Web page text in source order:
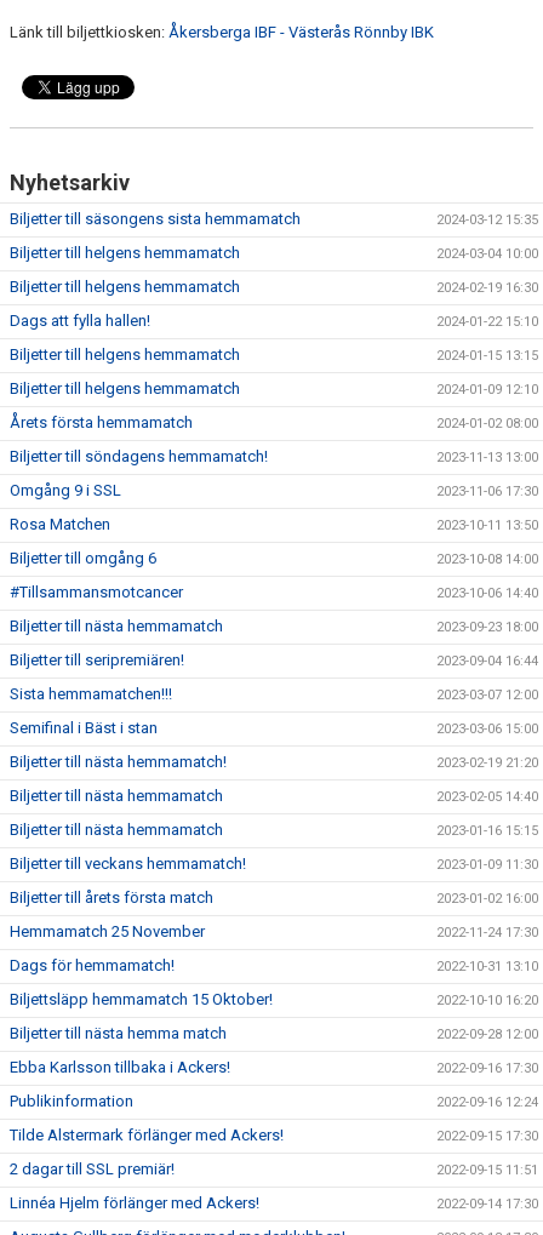
Länk till biljettkiosken: Åkersberga IBF - Västerås Rönnby IBK
Nyhetsarkiv
Biljetter till säsongens sista hemmamatch 2024-03-12 15:35
Biljetter till helgens hemmamatch 2024-03-04 10:00
Biljetter till helgens hemmamatch 2024-02-19 16:30
Dags att fylla hallen! 2024-01-22 15:10
Biljetter till helgens hemmamatch 2024-01-15 13:15
Biljetter till helgens hemmamatch 2024-01-09 12:10
Årets första hemmamatch 2024-01-02 08:00
Biljetter till söndagens hemmamatch! 2023-11-13 13:00
Omgång 9 i SSL 2023-11-06 17:30
Rosa Matchen 2023-10-11 13:50
Biljetter till omgång 6 2023-10-08 14:00
#Tillsammansmotcancer 2023-10-06 14:40
Biljetter till nästa hemmamatch 2023-09-23 18:00
Biljetter till seripremiären! 2023-09-04 16:44
Sista hemmamatchen!!! 2023-03-07 12:00
Semifinal i Bäst i stan 2023-03-06 15:00
Biljetter till nästa hemmamatch! 2023-02-19 21:20
Biljetter till nästa hemmamatch 2023-02-05 14:40
Biljetter till nästa hemmamatch 2023-01-16 15:15
Biljetter till veckans hemmamatch! 2023-01-09 11:30
Biljetter till årets första match 2023-01-02 16:00
Hemmamatch 25 November 2022-11-24 17:30
Dags för hemmamatch! 2022-10-31 13:10
Biljettsläpp hemmamatch 15 Oktober! 2022-10-10 16:20
Biljetter till nästa hemma match 2022-09-28 12:00
Ebba Karlsson tillbaka i Ackers! 2022-09-16 17:30
Publikinformation 2022-09-16 12:24
Tilde Alstermark förlänger med Ackers! 2022-09-15 17:30
2 dagar till SSL premiär! 2022-09-15 11:51
Linnéa Hjelm förlänger med Ackers! 2022-09-14 17:30